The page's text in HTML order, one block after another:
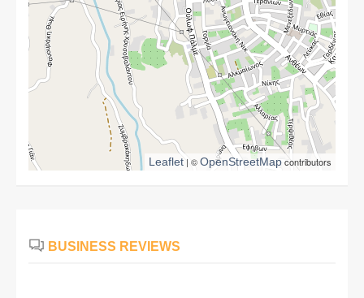
Leaflet | ©OpenStreetMapcontributors
BUSINESS REVIEWS